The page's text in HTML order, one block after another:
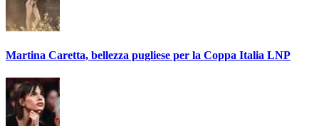
Martina Caretta, bellezza pugliese per la Coppa Italia LNP